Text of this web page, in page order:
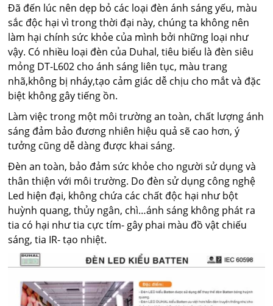
Đã đến lúc nên dẹp bỏ các loại đèn ánh sáng yếu, màu
sắc độc hại vì trong thời đại này, chúng ta không nên
làm hại chính sức khỏe của mình bởi những loại như
vậy. Có nhiều loại đèn của Duhal, tiêu biểu là đèn siêu
mỏng DT-L602 cho ánh sáng liên tục, màu trang
nhã,không bị nháy,tạo cảm giác dễ chịu cho mắt và đặc
biệt không gây tiếng ồn.
Làm việc trong một môi trường an toàn, chất lượng ánh
sáng đảm bảo đương nhiên hiệu quả sẽ cao hơn, ý
tưởng cũng dễ dàng được khai sáng.
Đèn an toàn, bảo đảm sức khỏe cho người sử dụng và
thân thiện với môi trường. Do đèn sử dụng công nghệ
Led hiện đại, không chứa các chất độc hại như bột
huỳnh quang, thủy ngân, chì…ánh sáng không phát ra
tia có hại như tia cực tím- gây phai màu đồ vật chiếu
sáng, tia IR- tạo nhiệt.